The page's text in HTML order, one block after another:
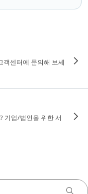
객센터에 문의해 보세
기업/법인을 위한 서